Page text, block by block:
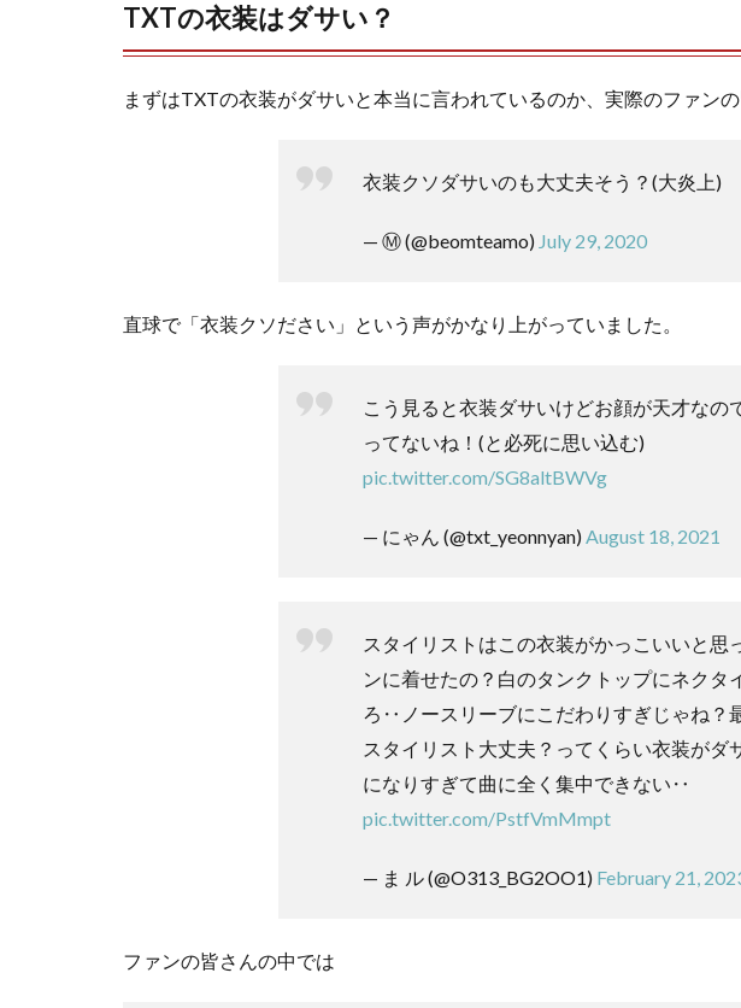
TXTの衣装はダサい？
まずはTXTの衣装がダサいと本当に言われているのか、実際のファン
衣装クソダサいのも大丈夫そう？(大炎上)
— Ⓜ️ (@beomteamo) July 29, 2020
直球で「衣装クソださい」という声がかなり上がっていました。
こう見ると衣装ダサいけどお顔が天才なの
ってないね！(と必死に思い込む)
pic.twitter.com/SG8altBWVg
— にゃん (@txt_yeonnyan)August 18, 2021
スタイリストはこの衣装がかっこいいと思
ンに着せたの？白のタンクトップにネクタ
ろ‥ノースリーブにこだわりすぎじゃね？
スタイリスト大丈夫？ってくらい衣装が
になりすぎて曲に全く集中できない‥
pic.twitter.com/PstfVmMmpt
— ま ル (@O313_BG2OO1) February 21,
ファンの皆さんの中では